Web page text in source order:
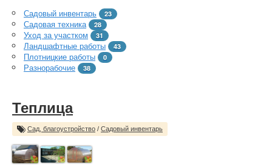
Садовый инвентарь 23
Садовая техника 28
Уход за участком 31
Ландшафтные работы 43
Плотницкие работы 0
Разнорабочие 38
Теплица
Сад, благоустройство / Садовый инвентарь